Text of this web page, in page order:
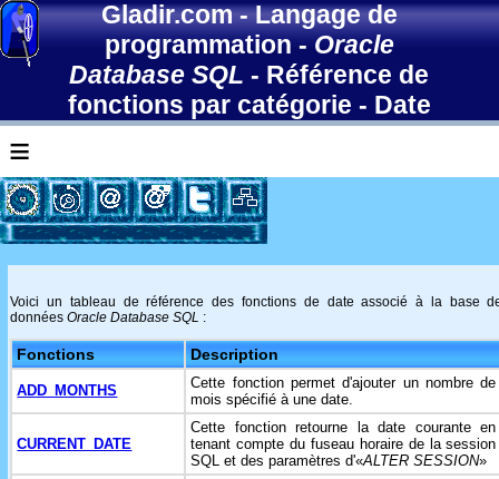
Gladir.com-Langage de
programmation-Oracle
Database SQL - Référence de
fonctions par catégorie - Date
≡
Voici un tableau de référence des fonctions de date associé à la base
donnéesOracle Database SQL :
Fonctions Description
ADD_MONTHS
Cette fonction permet d'ajouter un nombre de
mois spécifié à une date.
CURRENT_DATE
Cette fonction retourne la date courante en
tenant compte du fuseau horaire de la session
SQL et des paramètres d'«ALTER SESSION»